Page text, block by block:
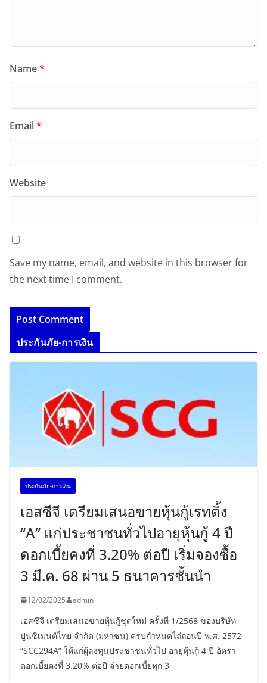
Name*
Email*
Website
Save my name, email, and website in this browser for
the next time I comment.
ประกันภัย-การเงิน
ประกันภัย-การเงิน
เอสซีจี เตรียมเสนอขายหุ้นกู้เรทติ้ง
“A” แก่ประชาชนทั่วไปอายุหุ้นกู้ 4 ปี
ดอกเบี้ยคงที่ 3.20% ต่อปี เริ่มจองซื้อ
3 มี.ค. 68 ผ่าน 5 ธนาคารชั้นนำ
12/02/2025 admin
เอสซีจี เตรียมเสนอขายหุ้นกู้ชุดใหม่ ครั้งที่ 1/2568 ของบริษัท
ปูนซิเมนต์ไทย จำกัด (มหาชน) ครบกำหนดไถ่ถอนปี พ.ศ. 2572
“SCC294A” ให้แก่ผู้ลงทุนประชาชนทั่วไป อายุหุ้นกู้ 4 ปี อัตรา
ดอกเบี้ยคงที่ 3.20% ต่อปี จ่ายดอกเบี้ยทุก 3